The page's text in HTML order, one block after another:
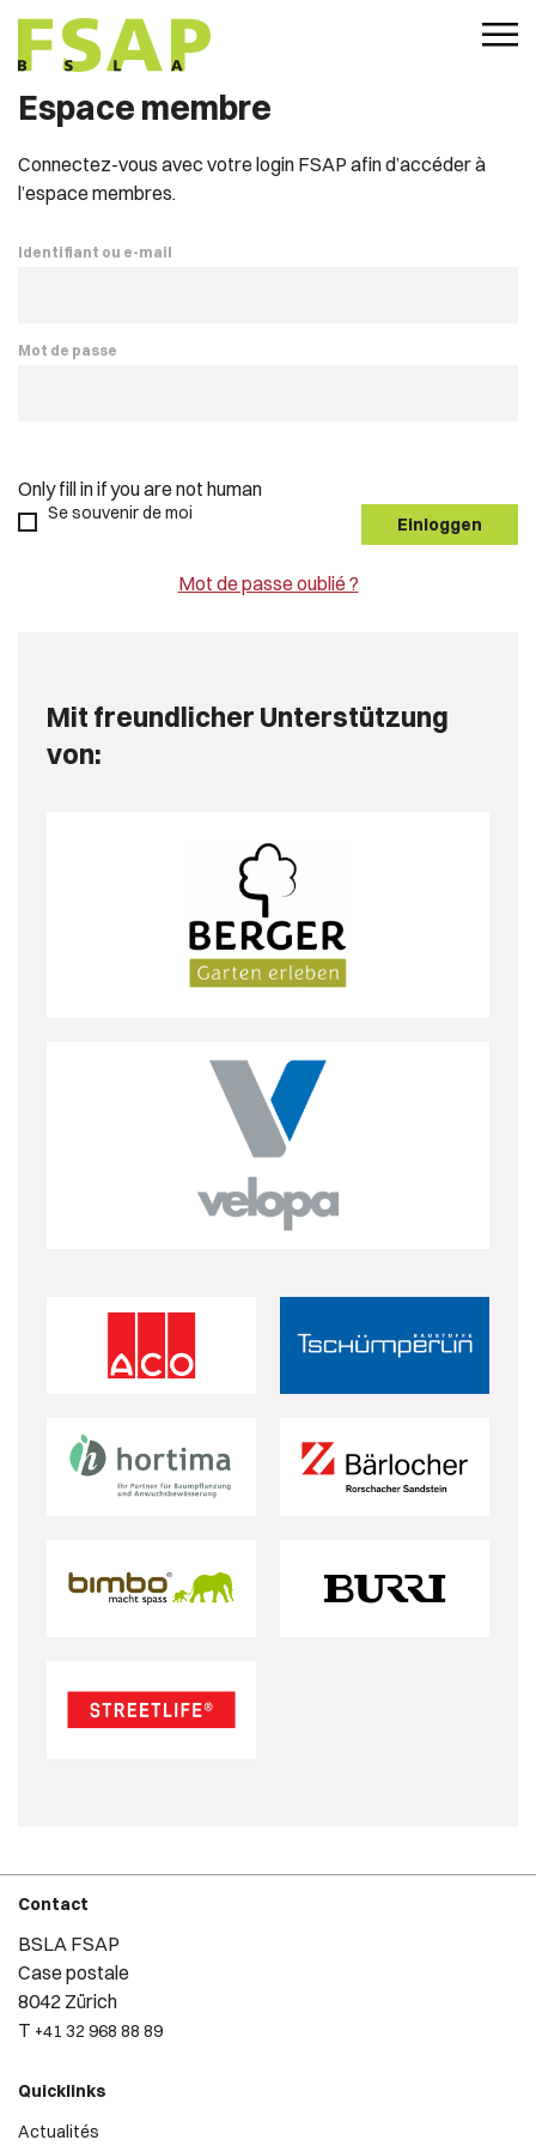
Espace membre
Connectez-vous avec votre login FSAP afin d’accéder à
l’espace membres.
Identifiant ou e-mail
Mot de passe
Only fill in if you are not human
Se souvenir de moi
Mot de passe oublié ?
Mit freundlicher Unterstützung
von:
Contact
BSLA FSAP
Case postale
8042 Zürich
T +41 32 968 88 89
Quicklinks
Actualités